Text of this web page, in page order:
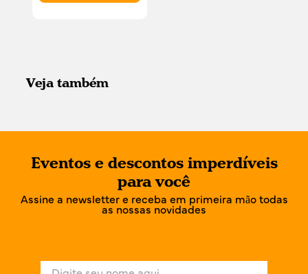
Veja também
Eventos e descontos imperdíveis
para você
Assine a newsletter e receba em primeira mão todas
as nossas novidades